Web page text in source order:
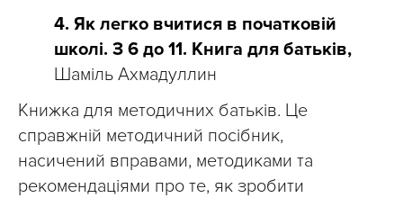
4. Як легко вчитися в початковій
школі. З 6 до 11. Книга для батьків,
Шаміль Ахмадуллин
Книжка для методичних батьків. Це
справжній методичний посібник,
насичений вправами, методиками та
рекомендаціями про те, як зробити